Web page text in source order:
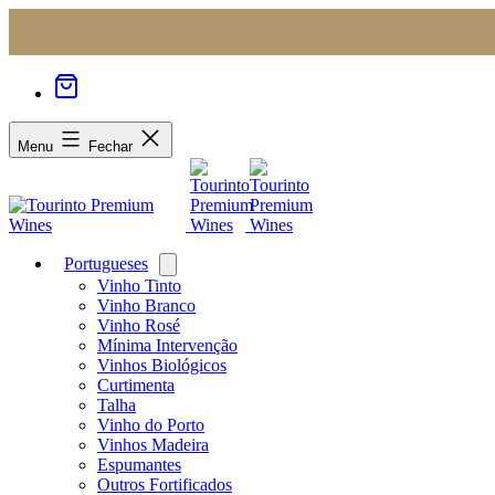
Menu Fechar
Portugueses
menu
Vinho Tinto
Vinho Branco
Vinho Rosé
Mínima Intervenção
Vinhos Biológicos
Curtimenta
Talha
Vinho do Porto
Vinhos Madeira
Espumantes
Outros Fortificados